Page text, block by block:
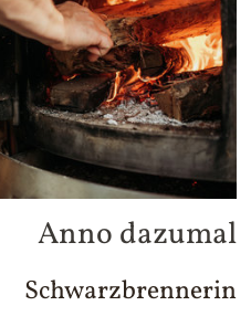
Anno dazumal
Schwarzbrennerin